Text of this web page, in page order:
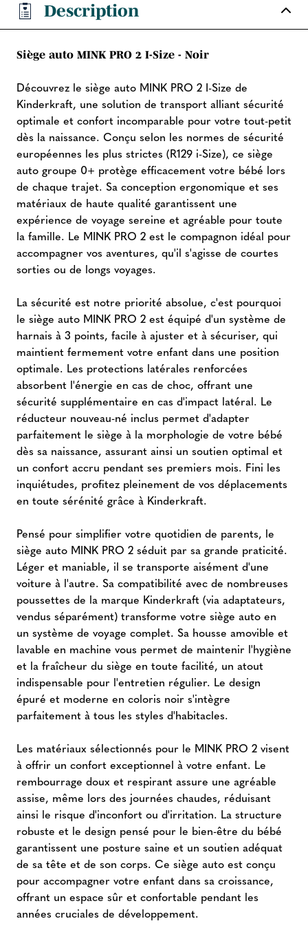
Description
Siège auto MINK PRO 2 I-Size - Noir
Découvrez le siège auto MINK PRO 2 I-Size de
Kinderkraft, une solution de transport alliant sécurité
optimale et confort incomparable pour votre tout-petit
dès la naissance. Conçu selon les normes de sécurité
européennes les plus strictes (R129 i-Size), ce siège
auto groupe 0+ protège efficacement votre bébé lors
de chaque trajet. Sa conception ergonomique et ses
matériaux de haute qualité garantissent une
expérience de voyage sereine et agréable pour toute
la famille. Le MINK PRO 2 est le compagnon idéal pour
accompagner vos aventures, qu'il s'agisse de courtes
sorties ou de longs voyages.
La sécurité est notre priorité absolue, c'est pourquoi
le siège auto MINK PRO 2 est équipé d'un système de
harnais à 3 points, facile à ajuster et à sécuriser, qui
maintient fermement votre enfant dans une position
optimale. Les protections latérales renforcées
absorbent l'énergie en cas de choc, offrant une
sécurité supplémentaire en cas d'impact latéral. Le
réducteur nouveau-né inclus permet d'adapter
parfaitement le siège à la morphologie de votre bébé
dès sa naissance, assurant ainsi un soutien optimal et
un confort accru pendant ses premiers mois. Fini les
inquiétudes, profitez pleinement de vos déplacements
en toute sérénité grâce à Kinderkraft.
Pensé pour simplifier votre quotidien de parents, le
siège auto MINK PRO 2 séduit par sa grande praticité.
Léger et maniable, il se transporte aisément d'une
voiture à l'autre. Sa compatibilité avec de nombreuses
poussettes de la marque Kinderkraft (via adaptateurs,
vendus séparément) transforme votre siège auto en
un système de voyage complet. Sa housse amovible et
lavable en machine vous permet de maintenir l'hygiène
et la fraîcheur du siège en toute facilité, un atout
indispensable pour l'entretien régulier. Le design
épuré et moderne en coloris noir s'intègre
parfaitement à tous les styles d'habitacles.
Les matériaux sélectionnés pour le MINK PRO 2 visent
à offrir un confort exceptionnel à votre enfant. Le
rembourrage doux et respirant assure une agréable
assise, même lors des journées chaudes, réduisant
ainsi le risque d'inconfort ou d'irritation. La structure
robuste et le design pensé pour le bien-être du bébé
garantissent une posture saine et un soutien adéquat
de sa tête et de son corps. Ce siège auto est conçu
pour accompagner votre enfant dans sa croissance,
offrant un espace sûr et confortable pendant les
années cruciales de développement.